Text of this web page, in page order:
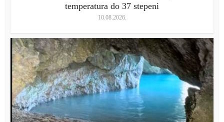
temperatura do 37 stepeni
10.08.2026.